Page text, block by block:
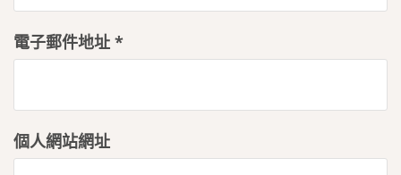
電子郵件地址 *
個人網站網址